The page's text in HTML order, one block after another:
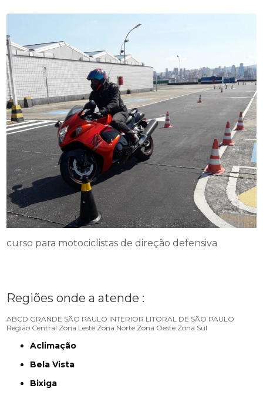
curso para motociclistas de direção defensiva
Regiões onde a atende :
ABCD GRANDE SÃO PAULO INTERIOR LITORAL DE SÃO PAULO
Região Central Zona Leste Zona Norte Zona Oeste Zona Sul
Aclimação
Bela Vista
Bixiga